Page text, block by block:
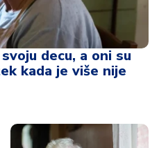
decu, a oni su
kada je više nije